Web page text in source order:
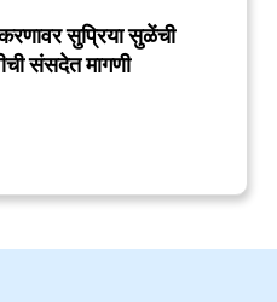
सुप्रिया सुळेंची
संसदेत मागणी